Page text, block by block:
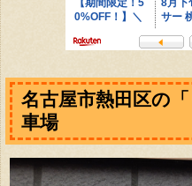
名古屋市熱田区の
車場